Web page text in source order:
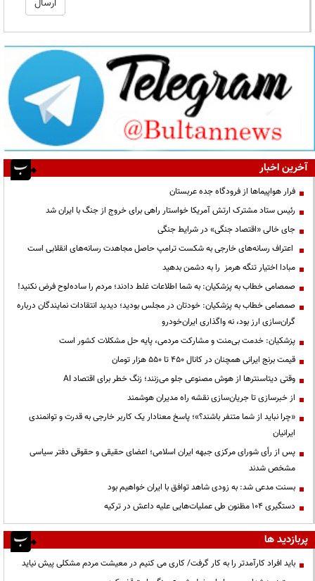
آخرین اخبار
فرار هواپیماها از فرودگاه جده عربستان
رئیس ستاد مشترک ارتش آمریکا خواستار راهی برای خروج از جنگ با ایران شد
جای خالی «اقتصاد جنگی» در شرایط جنگی
اعتراف رسانه‌های خارجی به شکست ترامپ حاصل مجاهدت رسانه‌های انقلابی است
مبادا اختیار تنگه هرمز را به دشمن بدهید
صمصامی خطاب به پزشکیان: به شما اطلاعات غلط دادند؛ مردم را ساده‌لوح فرض نکنید!
صمصامی خطاب به پزشکیان: خودتان در مجلس بودید؛ دیدید انتقادات نمایندگان درباره
گران‌سازی ارز بود، نه واگذاری ایران‌خودرو
پزشکیان: خدمت بی‌منت و مشارکت مردمی، پایه حل مشکلات کشور است
قیمت‌ برنج ایرانی همچنان در کانال ۴۵۰ تا ۵۵۰ هزار تومان
وقتی دیتاسنترها از هوش مصنوعی جلو می‌زنند؛ زنگ خطر برای اقتصاد AI
از خبرسازی تا جریان‌سازی نقشه راه مدیران هوشمند
«چرا نباید از شما متنفر باشند؟»؛ پاسخ معنادار یک کاربر خارجی به قدرت و توانمندی
ایرانیان
پس از رأی شورای مرکزی جبهه ایران اسلامی؛ اعضای حقیقی و حقوقی دفتر سیاسی
مشخص شدند
بسنت مدعی شد: به زودی شاهد توافق با ایران خواهیم بود
دستگیری ۱۰۴ مظنون طی عملیات‌هایی علیه داعش در ترکیه
پربازدید ها
باید افراد کارآمدتر را به کار گرفت/ کاری می کنیم در معیشت مردم مشکلی پیش نیاید